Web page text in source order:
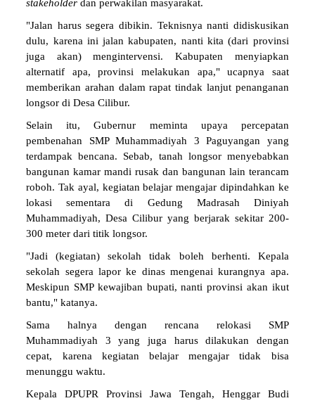
stakeholderdan perwakilan masyarakat.
"Jalan harus segera dibikin. Teknisnya nanti didiskusikan
dulu, karena ini jalan kabupaten, nanti kita (dari provinsi
juga akan) mengintervensi. Kabupaten menyiapkan
alternatif apa, provinsi melakukan apa," ucapnya saat
memberikan arahan dalam rapat tindak lanjut penanganan
longsor di Desa Cilibur.
Selain itu, Gubernur meminta upaya percepatan
pembenahan SMP Muhammadiyah 3 Paguyangan yang
terdampak bencana. Sebab, tanah longsor menyebabkan
bangunan kamar mandi rusak dan bangunan lain terancam
roboh. Tak ayal, kegiatan belajar mengajar dipindahkan ke
lokasi sementara di Gedung Madrasah Diniyah
Muhammadiyah, Desa Cilibur yang berjarak sekitar 200-
300 meter dari titik longsor.
"Jadi (kegiatan) sekolah tidak boleh berhenti. Kepala
sekolah segera lapor ke dinas mengenai kurangnya apa.
Meskipun SMP kewajiban bupati, nanti provinsi akan ikut
bantu," katanya.
Sama halnya dengan rencana relokasi SMP
Muhammadiyah 3 yang juga harus dilakukan dengan
cepat, karena kegiatan belajar mengajar tidak bisa
menunggu waktu.
Kepala DPUPR Provinsi Jawa Tengah, Henggar Budi